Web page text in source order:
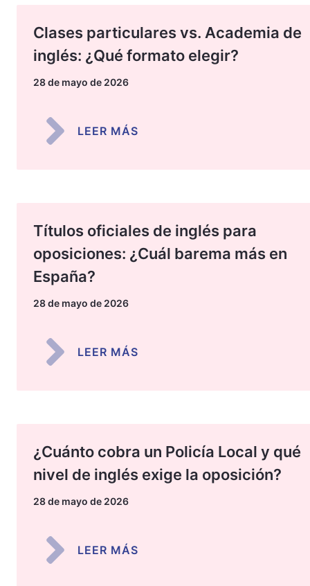
Clases particulares vs. Academia de
inglés: ¿Qué formato elegir?
28 de mayo de 2026
LEER MÁS
Títulos oficiales de inglés para
oposiciones: ¿Cuál barema más en
España?
28 de mayo de 2026
LEER MÁS
¿Cuánto cobra un Policía Local y qué
nivel de inglés exige la oposición?
28 de mayo de 2026
LEER MÁS